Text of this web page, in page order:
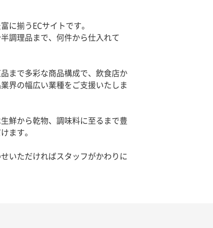
に揃うECサイトです。
調理品まで、何件から仕入れて
まで多彩な商品構成で、飲食店か
界の幅広い業種をご支援いたしま
鮮から乾物、調味料に至るまで豊
ます。
いただければスタッフがかわりに